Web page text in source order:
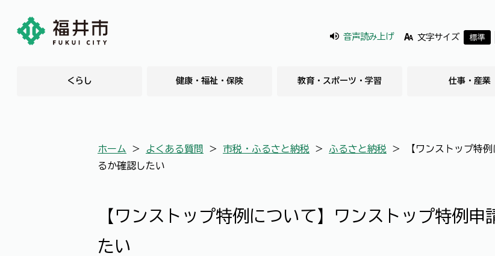
音声読み上げ 文字サイズ 標準
くらし 健康・福祉・保険 教育・スポーツ・学習 仕事・産業
ホーム ＞ よくある質問 ＞ 市税・ふるさと納税 ＞ ふるさと納税 ＞
【ワンストップ特
るか確認したい
【ワンストップ特例について】ワンストップ特例
たい